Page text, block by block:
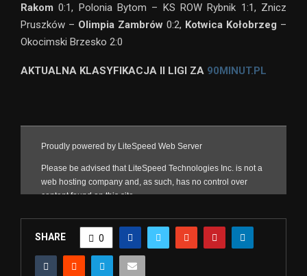
Rakom 0:1, Polonia Bytom – KS ROW Rybnik 1:1, Znicz
Pruszków – Olimpia Zambrów 0:2, Kotwica Kołobrzeg –
Okocimski Brzesko 2:0
AKTUALNA KLASYFIKACJA II LIGI ZA 90MINUT.PL
SHARE 0